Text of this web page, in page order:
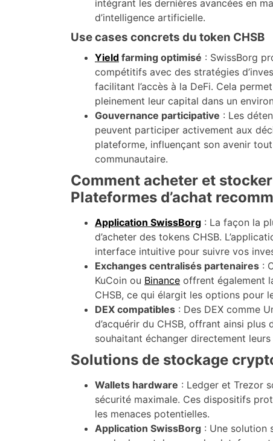
intégrant les dernières avancées en
d’intelligence artificielle.
Use cases concrets du token CHSB
Yield farming optimisé : SwissBorg
compétitifs avec des stratégies
facilitant l’accès à la DeFi. Cela
pleinement leur capital dans un
Gouvernance participative : Les
peuvent participer activement aux
plateforme, influençant son avenir
communautaire.
Comment acheter et stocker
Plateformes d’achat
Application SwissBorg : La façon la
d’acheter des tokens CHSB.
interface intuitive pour suivre vos
Exchanges centralisés partenaires :
KuCoin ou Binance offrent également
CHSB, ce qui élargit les options pour
DEX compatibles : Des DEX comme
d’acquérir du CHSB, offrant ainsi
souhaitant échanger directement
Solutions de stockage
Wallets hardware : Ledger et Trezor
sécurité maximale. Ces dispositifs
les menaces potentielles.
Application SwissBorg : Une solution